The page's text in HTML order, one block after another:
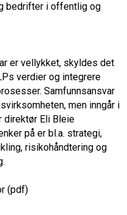
bedrifter i offentlig og
er vellykket, skyldes det
verdier og integrere
Samfunnsansvar
men inngår i
direktør Eli Bleie
på er bl.a. strategi,
risikohåndtering og
(pdf)